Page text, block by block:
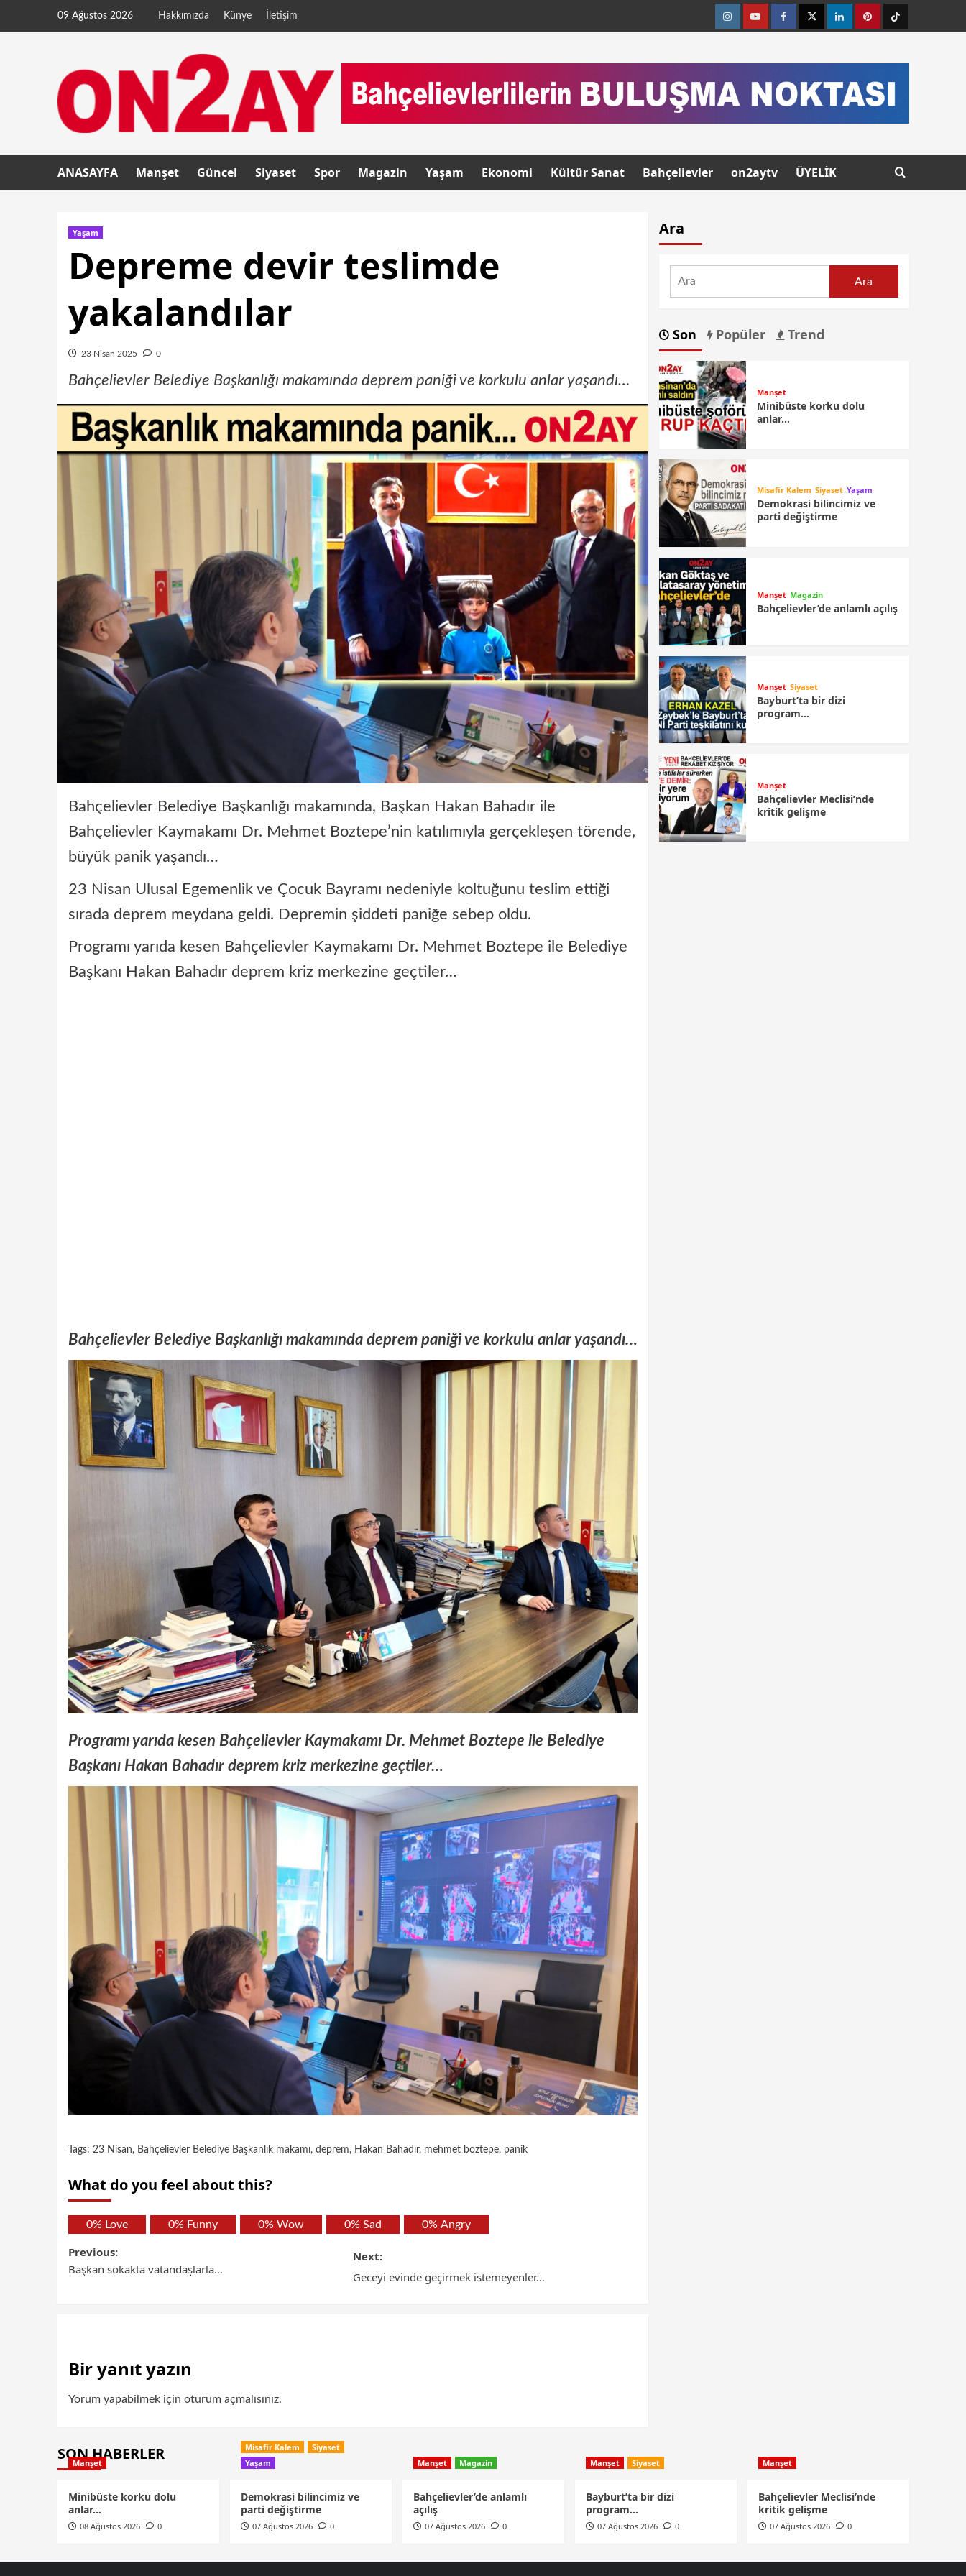
09 Ağustos 2026 Hakkımızda Künye İletişim
ANASAYFA Manşet Güncel Siyaset Spor Magazin Yaşam Ekonomi Kültür Sanat Bahçelievler on2aytv ÜYELİK
Yaşam
Depreme devir teslimde
yakalandılar
23 Nisan 2025 0
Bahçelievler Belediye Başkanlığı makamında deprem paniği ve korkulu anlar yaşandı…
Bahçelievler Belediye Başkanlığı makamında, Başkan Hakan Bahadır ile
Bahçelievler Kaymakamı Dr. Mehmet Boztepe’nin katılımıyla gerçekleşen törende,
büyük panik yaşandı…
23 Nisan Ulusal Egemenlik ve Çocuk Bayramı nedeniyle koltuğunu teslim ettiği
sırada deprem meydana geldi. Depremin şiddeti paniğe sebep oldu.
Programı yarıda kesen Bahçelievler Kaymakamı Dr. Mehmet Boztepe ile Belediye
Başkanı Hakan Bahadır deprem kriz merkezine geçtiler…
Bahçelievler Belediye Başkanlığı makamında deprem paniği ve korkulu anlar yaşandı…
Programı yarıda kesen Bahçelievler Kaymakamı Dr. Mehmet Boztepe ile Belediye
Başkanı Hakan Bahadır deprem kriz merkezine geçtiler…
Tags: 23 Nisan, Bahçelievler Belediye Başkanlık makamı, deprem, Hakan Bahadır, mehmet boztepe, panik
What do you feel about this?
0% Love 0% Funny 0% Wow 0% Sad 0% Angry
Previous:
Başkan sokakta vatandaşlarla…
Next:
Geceyi evinde geçirmek istemeyenler…
Bir yanıt yazın
Yorum yapabilmek için oturum açmalısınız.
Ara
Ara
Son Popüler Trend
Manşet
Minibüste korku dolu
anlar…
Misafir Kalem Siyaset Yaşam
Demokrasi bilincimiz ve
parti değiştirme
Manşet Magazin
Bahçelievler’de anlamlı açılış
Manşet Siyaset
Bayburt’ta bir dizi
program…
Manşet
Bahçelievler Meclisi’nde
kritik gelişme
SON HABERLER
Manşet
Minibüste korku dolu
anlar…
08 Ağustos 2026 0
Misafir Kalem
Siyaset
Yaşam
Demokrasi bilincimiz ve
parti değiştirme
07 Ağustos 2026 0
Manşet Magazin
Bahçelievler’de anlamlı
açılış
07 Ağustos 2026 0
Manşet Siyaset
Bayburt’ta bir dizi
program…
07 Ağustos 2026 0
Manşet
Bahçelievler Meclisi’nde
kritik gelişme
07 Ağustos 2026 0